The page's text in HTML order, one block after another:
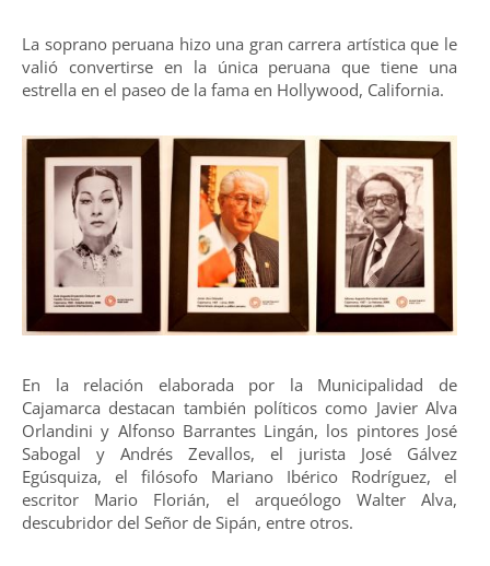
La soprano peruana hizo una gran carrera artística que le
valió convertirse en la única peruana que tiene una
estrella en el paseo de la fama en Hollywood, California.
En la relación elaborada por la Municipalidad de
Cajamarca destacan también políticos como Javier Alva
Orlandini y Alfonso Barrantes Lingán, los pintores José
Sabogal y Andrés Zevallos, el jurista José Gálvez
Egúsquiza, el filósofo Mariano Ibérico Rodríguez, el
escritor Mario Florián, el arqueólogo Walter Alva,
descubridor del Señor de Sipán, entre otros.